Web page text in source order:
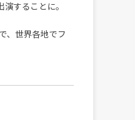
することに。
、世界各地でフ